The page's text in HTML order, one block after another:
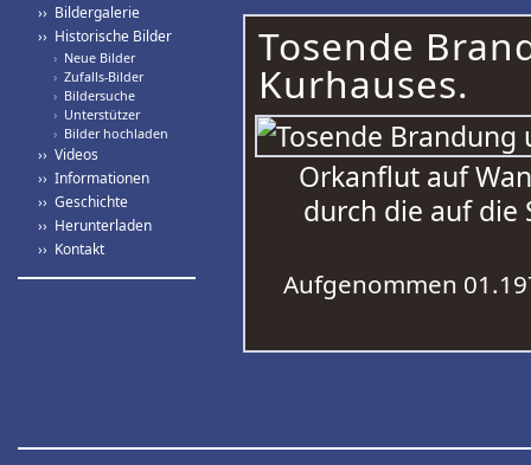
›› Bildergalerie
›› Historische Bilder
› Neue Bilder
› Zufalls-Bilder
› Bildersuche
› Unterstützer
› Bilder hochladen
›› Videos
›› Informationen
›› Geschichte
›› Herunterladen
›› Kontakt
Tosende
Kurhauses.
Orkanflut auf
durch die auf die
Aufgenommen